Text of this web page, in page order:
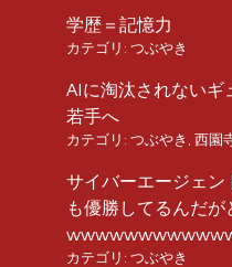
学歴＝記憶力
カテゴリ: つぶやき
AIに淘汰されないギ
若手へ
カテゴリ: つぶやき 西園
サイバーエージェ
も優勝してるんだが
カテゴリ: つぶやき